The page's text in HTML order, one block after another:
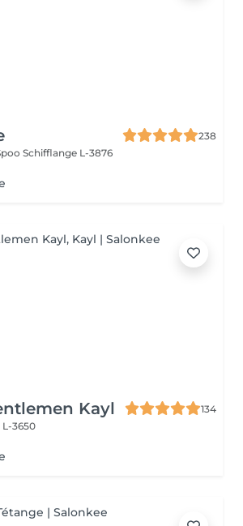
238
Schifflange L-3876
Kayl
134
L-3650